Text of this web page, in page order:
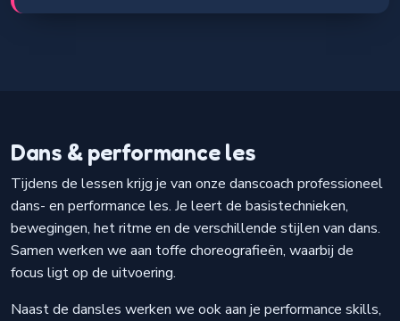
Dans & performance les
Tijdens de lessen krijg je van onze danscoach professioneel
dans- en performance les. Je leert de basistechnieken,
bewegingen, het ritme en de verschillende stijlen van dans.
Samen werken we aan toffe choreografieën, waarbij de
focus ligt op de uitvoering.
Naast de dansles werken we ook aan je performance skills,